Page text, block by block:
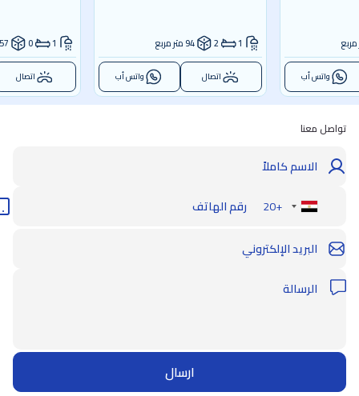
1
0 57 متر مربع
اتصال
1
2 94 متر مربع
اتصال واتس أب واتس أب
تواصل معنا
Egypt
+20
ارسال